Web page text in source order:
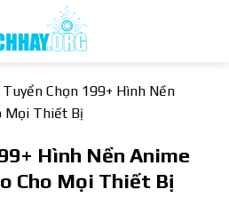
Tuyển Chọn 199+ Hình Nền
Mọi Thiết Bị
Hình Nền Anime
Cho Mọi Thiết Bị